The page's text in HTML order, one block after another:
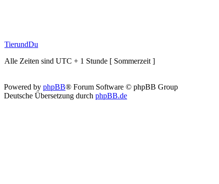
TierundDu
Alle Zeiten sind UTC + 1 Stunde [ Sommerzeit ]
Powered by phpBB® Forum Software © phpBB Group
Deutsche Übersetzung durch phpBB.de